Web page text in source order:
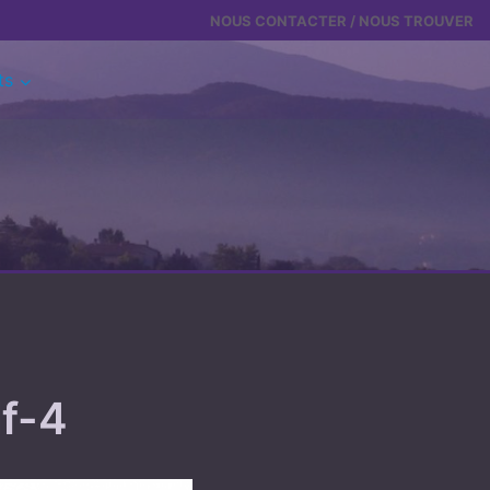
NOUS CONTACTER / NOUS TROUVER
4